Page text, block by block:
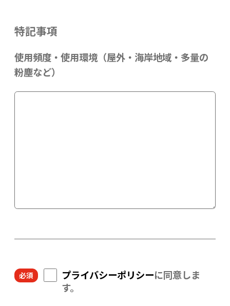
特記事項
使⽤頻度‧使⽤環境（屋外‧海岸地域‧多量の
粉塵など）
プライバシーポリシーに同意しま
す。